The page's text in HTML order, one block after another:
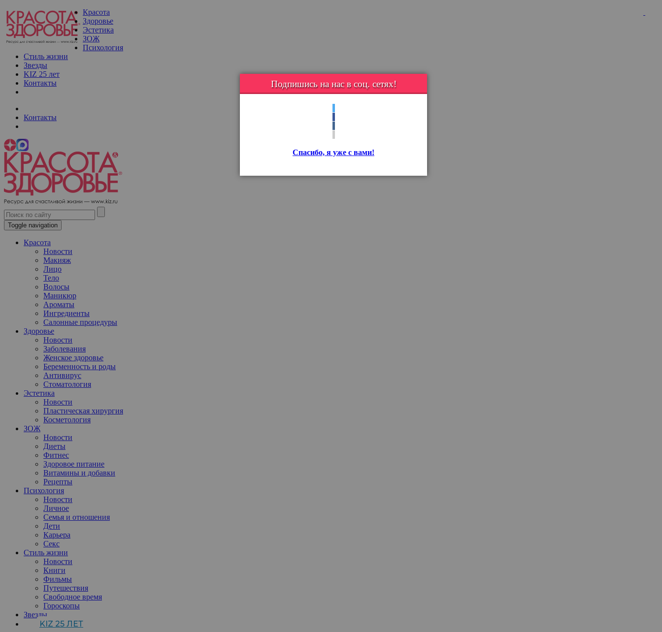
Красота
Здоровье
Эстетика
ЗОЖ
Психология
Стиль жизни
Звезды
KIZ 25 лет
Контакты
Контакты
Toggle navigation
Красота
Новости
Макияж
Лицо
Тело
Волосы
Маникюр
Ароматы
Ингредиенты
Салонные процедуры
Здоровье
Новости
Заболевания
Женское здоровье
Беременность и роды
Антивирус
Стоматология
Эстетика
Новости
Пластическая хирургия
Косметология
ЗОЖ
Новости
Диеты
Фитнес
Здоровое питание
Витамины и добавки
Рецепты
Психология
Новости
Личное
Семья и отношения
Дети
Карьера
Секс
Стиль жизни
Новости
Книги
Фильмы
Путешествия
Свободное время
Гороскопы
Звезды
KIZ 25 ЛЕТ
Подпишись на нас в соц. сетях!
Спасибо, я уже с вами!